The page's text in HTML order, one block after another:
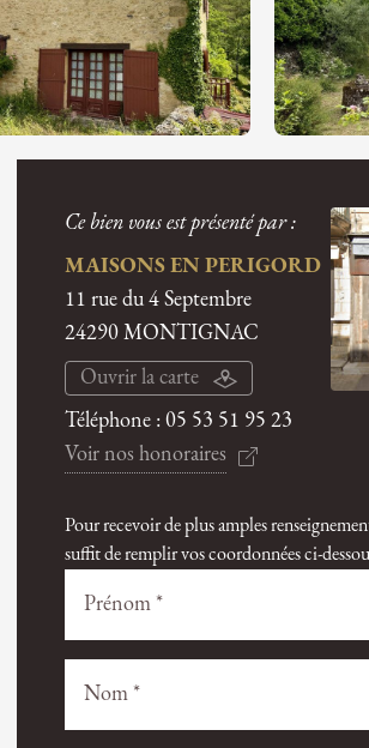
Ce bien vous est présenté par :
MAISONS EN PERIGORD
11 rue du 4 Septembre
24290 MONTIGNAC
Ouvrir la carte
Téléphone :05 53 51 95 23
Voir nos honoraires
Pour recevoir de plus amples
suffit de remplir vos coordonnées ci-